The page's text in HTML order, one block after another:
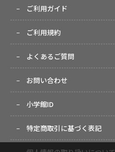
ご利用ガイド
ご利用規約
よくあるご質問
お問い合わせ
小学館ID
特定商取引に基づく表記